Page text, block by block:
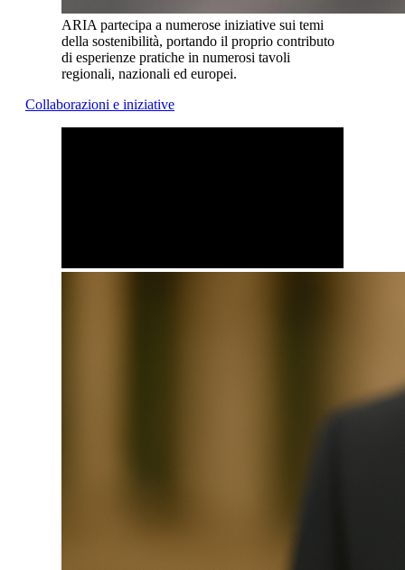
ARIA partecipa a numerose iniziative sui temi
della sostenibilità, portando il proprio contributo
di esperienze pratiche in numerosi tavoli
regionali, nazionali ed europei.
Collaborazioni e iniziative